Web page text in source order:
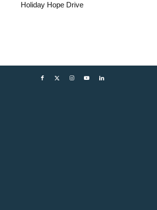
Holiday Hope Drive